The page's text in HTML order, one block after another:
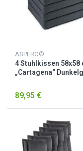
ASPERO®
4 Stuhlkissen 58x58
„Cartagena“
89,95 €